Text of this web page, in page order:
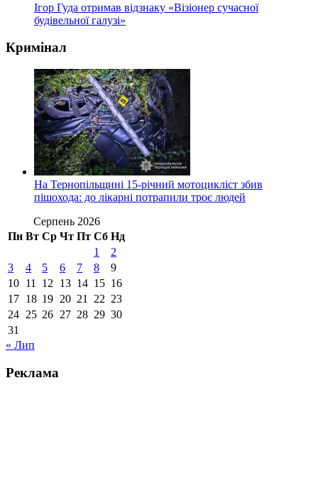
Ігор Гуда отримав відзнаку «Візіонер сучасної
будівельної галузі»
Кримінал
На Тернопільщині 15-річний мотоцикліст збив
пішохода: до лікарні потрапили троє людей
Серпень 2026
Пн Вт Ср Чт Пт Сб Нд
1
2
3
4 5 6 7 8
9
10 11 12 13 14 15 16
17 18 19 20 21 22 23
24 25 26 27 28 29 30
31
« Лип
Реклама